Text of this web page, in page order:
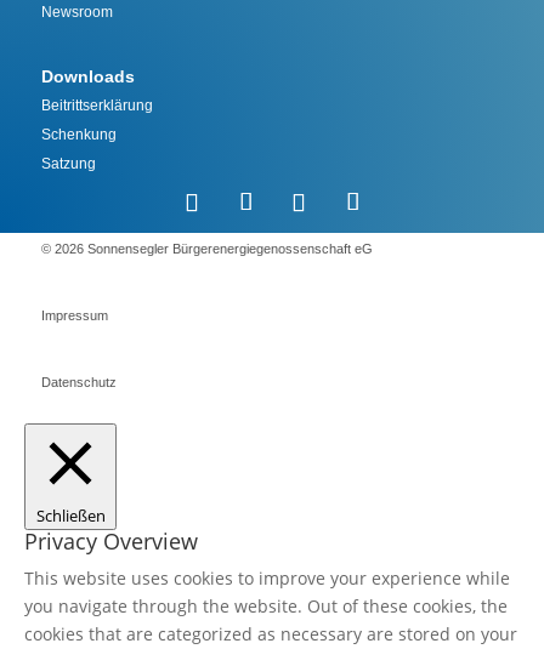
Newsroom
Downloads
Beitrittserklärung
Schenkung
Satzung
©️ 2026 Sonnensegler Bürgerenergiegenossenschaft eG
Impressum
Datenschutz
Schließen
Privacy Overview
This website uses cookies to improve your experience while
you navigate through the website. Out of these cookies, the
cookies that are categorized as necessary are stored on your